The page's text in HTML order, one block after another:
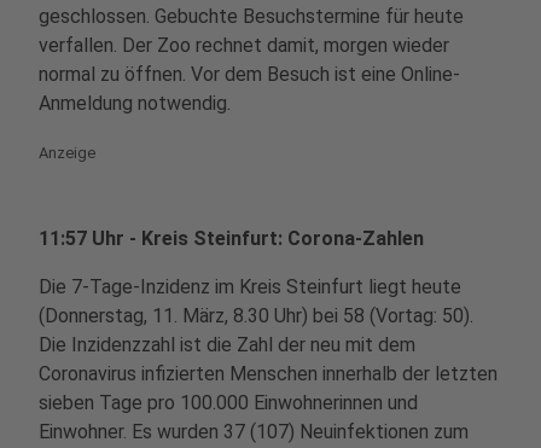
geschlossen. Gebuchte Besuchstermine für heute
verfallen. Der Zoo rechnet damit, morgen wieder
normal zu öffnen. Vor dem Besuch ist eine Online-
Anmeldung notwendig.
Anzeige
11:57 Uhr - Kreis Steinfurt: Corona-Zahlen
Die 7-Tage-Inzidenz im Kreis Steinfurt liegt heute
(Donnerstag, 11. März, 8.30 Uhr) bei 58 (Vortag: 50).
Die Inzidenzzahl ist die Zahl der neu mit dem
Coronavirus infizierten Menschen innerhalb der letzten
sieben Tage pro 100.000 Einwohnerinnen und
Einwohner. Es wurden 37 (107) Neuinfektionen zum